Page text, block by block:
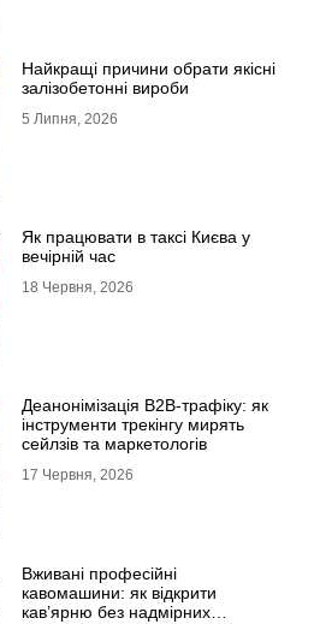
Найкращі причини обрати якісні
залізобетонні вироби
5 Липня, 2026
Як працювати в таксі Києва у
вечірній час
18 Червня, 2026
Деанонімізація B2B-трафіку: як
інструменти трекінгу мирять
сейлзів та маркетологів
17 Червня, 2026
Вживані професійні
кавомашини: як відкрити
кав’ярню без надмірних